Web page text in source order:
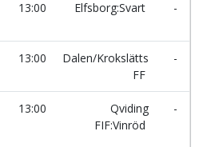
13:00 Elfsborg:Svart -
13:00
Dalen/Krokslätts
FF
-
13:00
Qviding
FIF:Vinröd
-